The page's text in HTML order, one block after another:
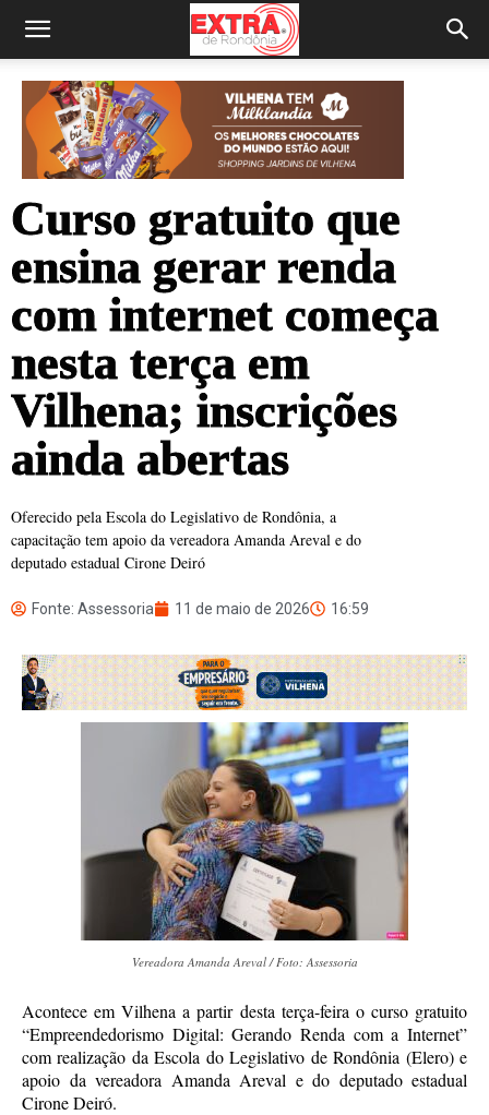
Curso gratuito que
ensina gerar renda
com internet começa
nesta terça em
Vilhena; inscrições
ainda abertas
Oferecido pela Escola do Legislativo de Rondônia, a
capacitação tem apoio da vereadora Amanda Areval e do
deputado estadual Cirone Deiró
Fonte: Assessoria 11 de maio de 2026 16:59
Vereadora Amanda Areval / Foto: Assessoria
Acontece em Vilhena a partir desta terça-feira o curso gratuito
“Empreendedorismo Digital: Gerando Renda com a Internet”
com realização da Escola do Legislativo de Rondônia (Elero) e
apoio da vereadora Amanda Areval e do deputado estadual
Cirone Deiró.